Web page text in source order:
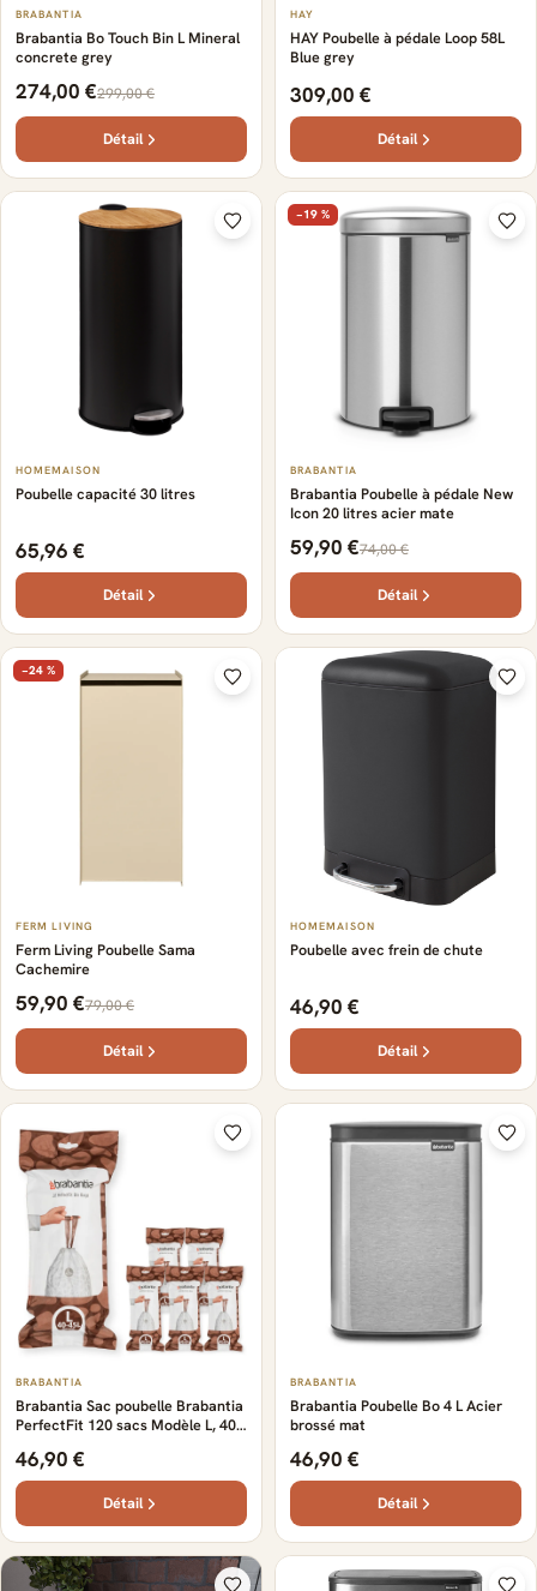
BRABANTIA
Brabantia Bo Touch Bin L Mineral
concrete grey
274,00 €299,00 €
Détail
HAY
HAY Poubelle à pédale Loop 58L
Blue grey
309,00 €
Détail
HOMEMAISON
Poubelle capacité 30 litres
65,96 €
Détail
−19 %
BRABANTIA
Brabantia Poubelle à pédale New
Icon 20 litres acier mate
59,90 €74,00 €
Détail
−24 %
FERM LIVING
Ferm Living Poubelle Sama
Cachemire
59,90 €79,00 €
Détail
HOMEMAISON
Poubelle avec frein de chute
46,90 €
Détail
BRABANTIA
Brabantia Sac poubelle Brabantia
PerfectFit 120 sacs Modèle L, 40-
46,90 €
Détail
BRABANTIA
Brabantia Poubelle Bo 4 L Acier
brossé mat
46,90 €
Détail